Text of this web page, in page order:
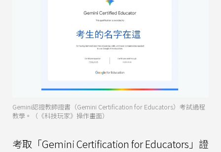
Gemini認證教師證書（Gemini Certification for Educators）考試過程
教學。（《科技玩家》操作畫面）
考取「Gemini Certification for Educators」證